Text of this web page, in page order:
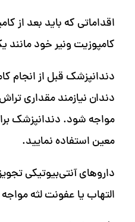
اقداماتی که باید بعد از
کامپوزیت ونیر خود مانند
دندانپزشک قبل از انجام
دندان نیازمند مقداری
مواجه شود. دندانپزشک
معین استفاده نمایید.
داروهای آنتی‌بیوتیکی
التهاب یا عفونت لثه